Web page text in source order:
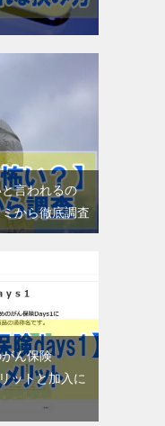
言われるの
から徹底調査
ん保険
ットと加入に